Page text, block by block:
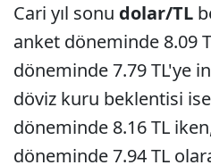
Cari yıl sonu dolar/TL
anket döneminde 8.09
döneminde 7.79 TL'ye
döviz kuru beklentisi
döneminde 8.16 TL
döneminde 7.94 TL